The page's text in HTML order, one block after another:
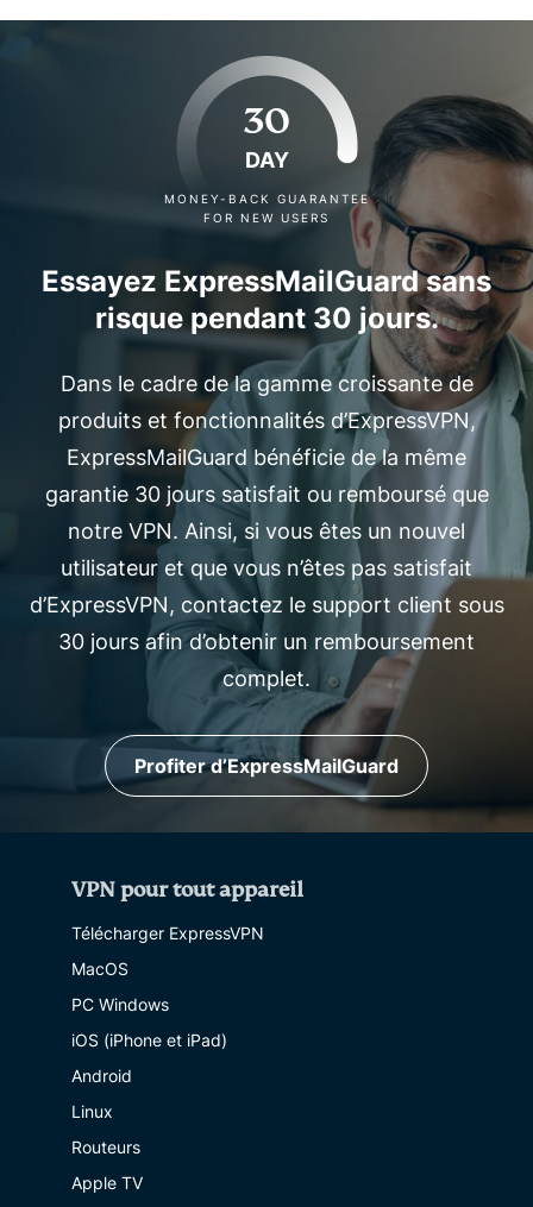
30
DAY
MONEY-BACK GUARANTEE
FOR NEW USERS
Essayez ExpressMailGuard sans
risque pendant 30 jours.
Dans le cadre de la gamme croissante de
produits et fonctionnalités d’ExpressVPN,
ExpressMailGuard bénéficie de la même
garantie 30 jours satisfait ou remboursé que
notre VPN. Ainsi, si vous êtes un nouvel
utilisateur et que vous n’êtes pas satisfait
d’ExpressVPN, contactez le support client sous
30 jours afin d’obtenir un remboursement
complet.
Profiter d’ExpressMailGuard
VPN pour tout appareil
Télécharger ExpressVPN
MacOS
PC Windows
iOS (iPhone et iPad)
Android
Linux
Routeurs
Apple TV